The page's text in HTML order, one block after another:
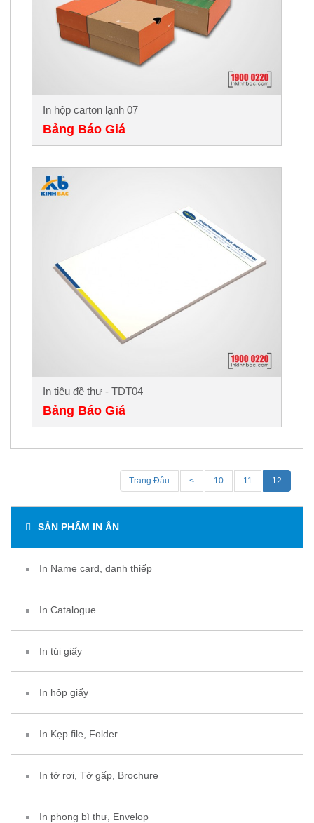
In hộp carton lạnh 07
Bảng Báo Giá
In tiêu đề thư - TDT04
Bảng Báo Giá
Trang Đầu < 10 11 12
SẢN PHẨM IN ẤN
In Name card, danh thiếp
In Catalogue
In túi giấy
In hộp giấy
In Kẹp file, Folder
In tờ rơi, Tờ gấp, Brochure
In phong bì thư, Envelop